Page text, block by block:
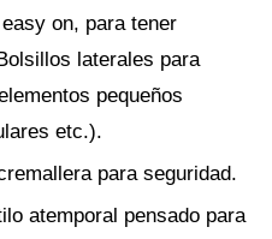
on, para tener
laterales para
pequeños
etc.).
para seguridad.
atemporal pensado para